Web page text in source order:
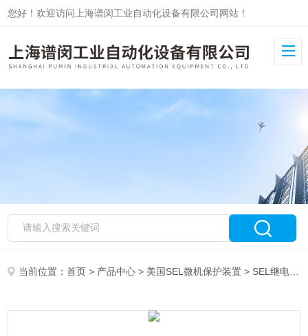
您好！欢迎访问上海谱闵工业自动化设备有限公司网站！
当前位置：首页 > 产品中心 > 美国SEL微机保护装置 > SEL继电器